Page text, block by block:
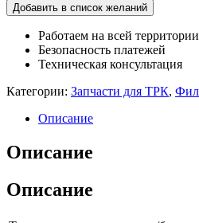
Добавить в список желаний
Работаем на всей
Безопасность платежей
Техническая консультация
Категории: Запчасти для ТРК,
Описание
Описание
Описание